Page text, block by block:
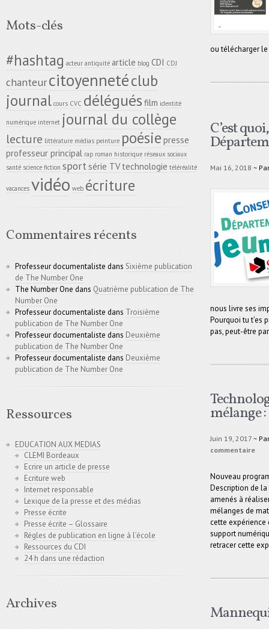
ou télécharger le
C’est
Mai 16, 2018 ~
nous livre ses
Pourquoi tu t’es
pas, peut-être
mélange :
Juin 19, 2017 ~
commentaire
Nouveau
Description de
amenés à
mélanges de
cette expérience
support
retracer cette
Mots-clés
#hashtag acteur antiquité article blog CDI CDJ
chanteurcitoyennetéclub
journal cours CVC délégués film identité
numérique internet journal du collège
lecture littérature médias peinture poésie presse
professeur principal rap roman historique réseaux sociaux
santé science fiction sportsérie TV technologie téléréalité
vacances vidéo web écriture
Commentaires récents
Professeur documentaliste dans Sixième publication
de The Number One
The Number One dans Quatrième publication de The
Number One
Professeur documentaliste dans Troisième
publication de The Number One
Professeur documentaliste dans Deuxième
publication de The Number One
Professeur documentaliste dans Deuxième
publication de The Number One
Ressources
EDUCATION AUX MEDIAS
CLEMI Bordeaux
Ecrire un article de presse
Ecriture web
Internet responsable
Lexique de la presse et des médias
Presse écrite
Presse écrite – Glossaire
Régles de publication en ligne à l’école
Ressources du CDI
24 h dans une rédaction
Archives